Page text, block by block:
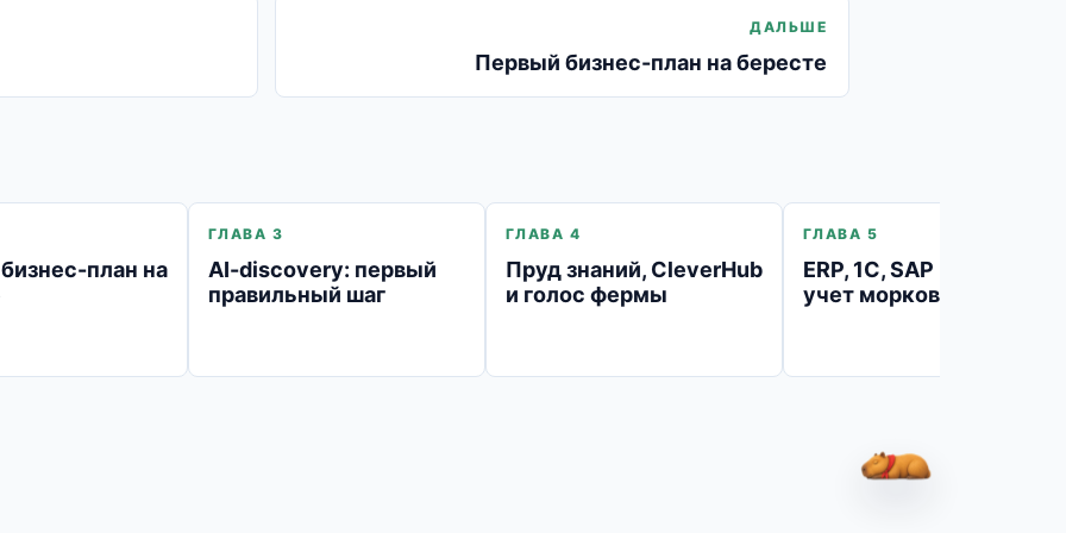
ДАЛЬШЕ
Первый бизнес-план на бересте
план на
ГЛАВА 3
AI-discovery: первый
правильный шаг
ГЛАВА 4
Пруд знаний, CleverHub
и голос фермы
ГЛАВА 5
ERP, 1С, SAP и великий
учет моркови